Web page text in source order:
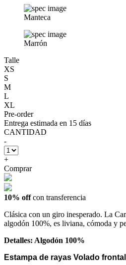
Manteca
Marrón
Talle
XS
S
M
L
XL
Pre-order
Entrega estimada en 15 días
CANTIDAD
-
+
Comprar
10% offcon transferencia
Clásica con un giro inesperado. La
algodón 100%, es liviana, cómoda y
Detalles: Algodón 100%
Estampa de rayas Volado frontal